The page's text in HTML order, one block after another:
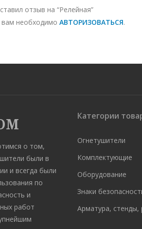
отзыв на “Релейная”
вам необходимо АВТОРИЗОВАТЬСЯ.
о том,
были в
и всегда были
по
и
работ
Категории
Огнетушители
Комплектующие
Оборудование
Знаки
Арматура, стенды,